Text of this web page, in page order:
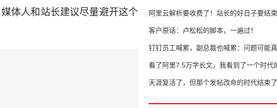
体人和站长建议尽量避开这个
16万亿
阿里云解析要收费了！站长的好日子要结
客户原话：卢松松的脚本，一遍过！
钉钉员工喊累，副总裁也喊累：问题可能
了
看了阿里7.5万字长文，我看到了一个时代
天涯复活了，但那个发帖改命的时代结束了